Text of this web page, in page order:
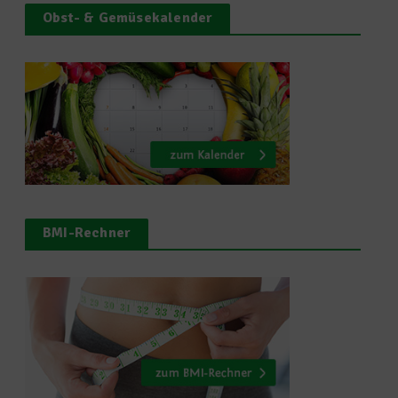
Obst- & Gemüsekalender
BMI-Rechner